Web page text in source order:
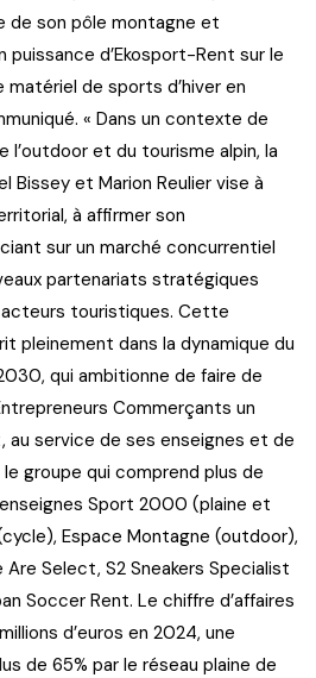
de son pôle montagne et
puissance d’Ekosport-Rent sur le
de sports d’hiver en
« Dans un contexte de
l’outdoor et du tourisme alpin, la
Bissey et Marion Reulier vise à
à affirmer son
sur un marché concurrentiel
partenariats stratégiques
touristiques. Cette
pleinement dans la dynamique du
qui ambitionne de faire de
Commerçants un
au service de ses enseignes et de
groupe qui comprend plus de
Sport 2000 (plaine et
Espace Montagne (outdoor),
Select, S2 Sneakers Specialist
Soccer Rent. Le chiffre d’affaires
d’euros en 2024, une
de 65% par le réseau plaine de